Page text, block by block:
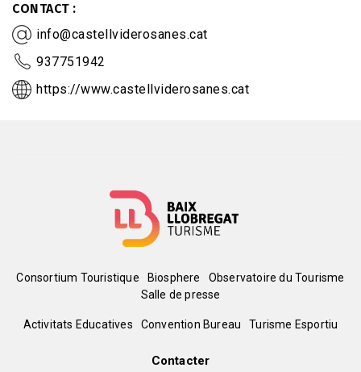
CONTACT
info@castellviderosanes.cat
937751942
https://www.castellviderosanes.cat
Menú
del
Consortium Touristique Biosphere
Observatoire du Tourisme
Salle de presse
Peu
Activitats Educatives Convention Bureau Turisme Esportiu
Contacter